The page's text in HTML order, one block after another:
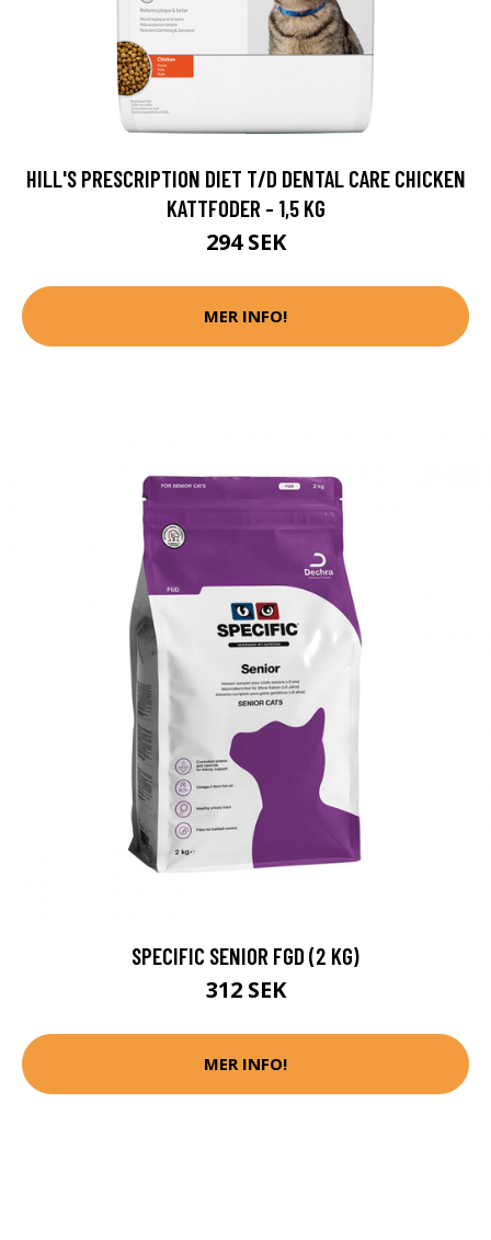
HILL'S PRESCRIPTION DIET T/D DENTAL CARE CHICKEN
KATTFODER - 1,5 KG
294 SEK
MER INFO!
SPECIFIC SENIOR FGD (2 KG)
312 SEK
MER INFO!